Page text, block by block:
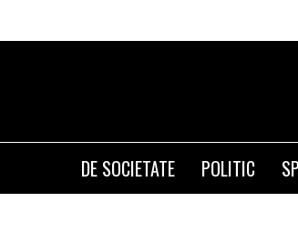
DE SOCIETATE POLITIC